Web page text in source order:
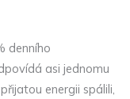
denního
asi jednomu
energii spálili,